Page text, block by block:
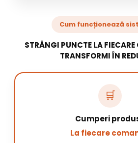
Cum funcționează
STRÂNGI PUNCTE LA
TRANSFORMI ÎN
🛒
Cumperi
La fiecare